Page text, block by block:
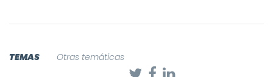
TEMAS Otras temáticas